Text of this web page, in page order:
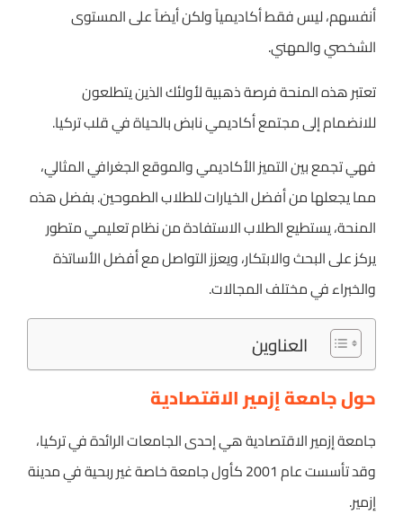
أنفسهم، ليس فقط أكاديمياً ولكن أيضاً على المستوى
الشخصي والمهني.
تعتبر هذه المنحة فرصة ذهبية لأولئك الذين يتطلعون
للانضمام إلى مجتمع أكاديمي نابض بالحياة في قلب تركيا.
فهي تجمع بين التميز الأكاديمي والموقع الجغرافي المثالي،
مما يجعلها من أفضل الخيارات للطلاب الطموحين. بفضل هذه
المنحة، يستطيع الطلاب الاستفادة من نظام تعليمي متطور
يركز على البحث والابتكار، ويعزز التواصل مع أفضل الأساتذة
والخبراء في مختلف المجالات.
العناوين
حول جامعة إزمير الاقتصادية
جامعة إزمير الاقتصادية هي إحدى الجامعات الرائدة في تركيا،
وقد تأسست عام 2001 كأول جامعة خاصة غير ربحية في مدينة
إزمير.